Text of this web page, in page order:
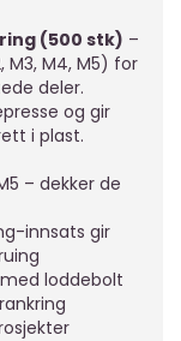
(500 stk) –
M4, M5) for
deler.
og gir
i plast.
– dekker de
innsats gir
loddebolt